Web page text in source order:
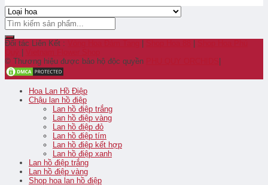
Đối tác Liên Kết : | |
|
© Thương hiệu được bảo hộ độc quyền
|
Hoa Lan Hồ Điệp
Chậu lan hồ điệp
Lan hồ điệp trắng
Lan hồ điệp vàng
Lan hồ điệp đỏ
Lan hồ điệp tím
Lan hồ điệp kết hợp
Lan hồ điệp xanh
Lan hồ điệp trắng
Lan hồ điệp vàng
Shop hoa lan hồ điệp